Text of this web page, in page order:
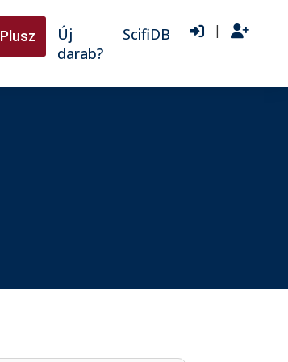
Plusz
Új
darab?
ScifiDB |